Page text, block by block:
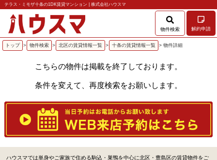
テラス・ミモザ十条の1DK賃貸マンション | 株式会社ハウスマ
物件検索 解約申請
トップ > 物件検索 > 北区の賃貸情報一覧 > 十条の賃貸情報一覧 > 物件詳細
こちらの物件は掲載を終了しております。
条件を変えて、再度検索をお願いします。
ハウスマでは単身やご家族で住める駒込・巣鴨を中心に北区・豊島区の賃貸物件をご